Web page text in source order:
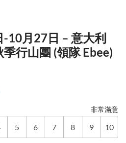
10月27日 – 意大利
行山團 (領隊 Ebee)
非常滿意
5 6 7 8 9 10